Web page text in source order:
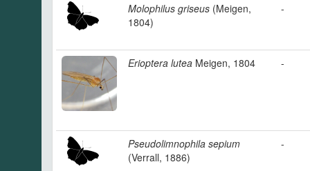
Molophilus griseus (Meigen,
1804)
-
Erioptera lutea Meigen, 1804 -
Pseudolimnophila sepium
(Verrall, 1886)
-